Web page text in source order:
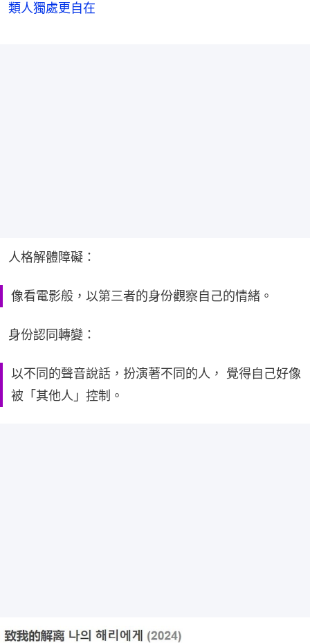
類人獨處更自在
人格解體障礙：
像看電影般，以第三者的身份觀察自己的情緒。
身份認同轉變：
以不同的聲音說話，扮演著不同的人， 覺得自己好像
被「其他人」控制。